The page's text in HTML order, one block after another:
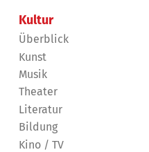
Kultur
Überblick
Kunst
Musik
Theater
Literatur
Bildung
Kino / TV